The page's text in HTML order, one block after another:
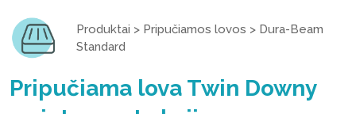
Produktai > Pripučiamos lovos > Dura-Beam
Standard
Pripučiama lova Twin Downy